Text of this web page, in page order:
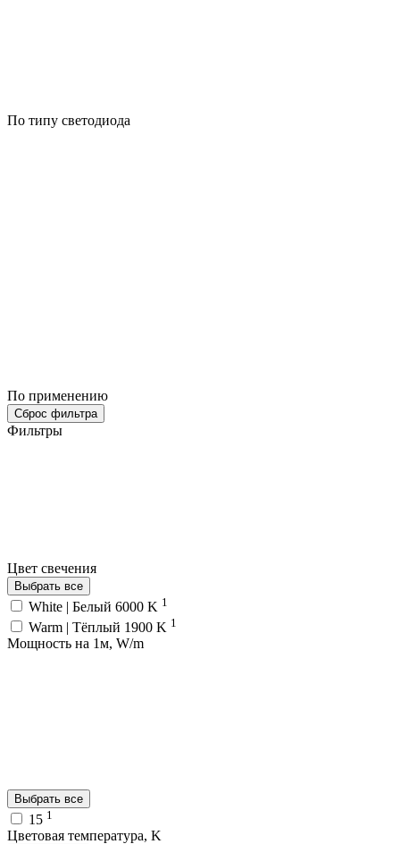
По типу светодиода
По применению
Сброс фильтра
Фильтры
Цвет свечения
Выбрать все
White | Белый 6000 K 1
Warm | Тёплый 1900 K 1
Мощность на 1м, W/m
Выбрать все
15 1
Цветовая температура, K